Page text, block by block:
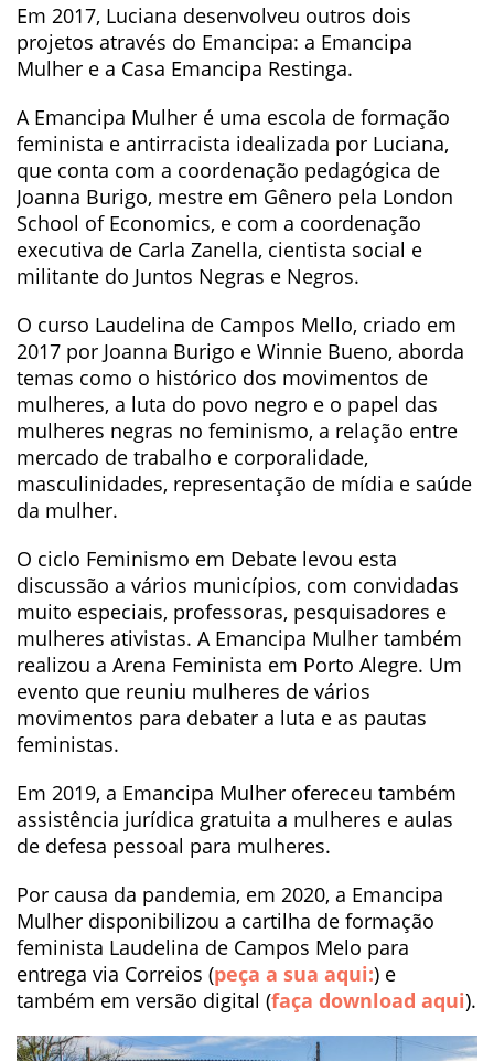
Em 2017, Luciana desenvolveu outros dois
projetos através do Emancipa: a Emancipa
Mulher e a Casa Emancipa Restinga.
A Emancipa Mulher é uma escola de formação
feminista e antirracista idealizada por Luciana,
que conta com a coordenação pedagógica de
Joanna Burigo, mestre em Gênero pela London
School of Economics, e com a coordenação
executiva de Carla Zanella, cientista social e
militante do Juntos Negras e Negros.
O curso Laudelina de Campos Mello, criado em
2017 por Joanna Burigo e Winnie Bueno, aborda
temas como o histórico dos movimentos de
mulheres, a luta do povo negro e o papel das
mulheres negras no feminismo, a relação entre
mercado de trabalho e corporalidade,
masculinidades, representação de mídia e saúde
da mulher.
O ciclo Feminismo em Debate levou esta
discussão a vários municípios, com convidadas
muito especiais, professoras, pesquisadores e
mulheres ativistas. A Emancipa Mulher também
realizou a Arena Feminista em Porto Alegre. Um
evento que reuniu mulheres de vários
movimentos para debater a luta e as pautas
feministas.
Em 2019, a Emancipa Mulher ofereceu também
assistência jurídica gratuita a mulheres e aulas
de defesa pessoal para mulheres.
Por causa da pandemia, em 2020, a Emancipa
Mulher disponibilizou a cartilha de formação
feminista Laudelina de Campos Melo para
entrega via Correios (peça a sua aqui:) e
também em versão digital (faça download aqui).